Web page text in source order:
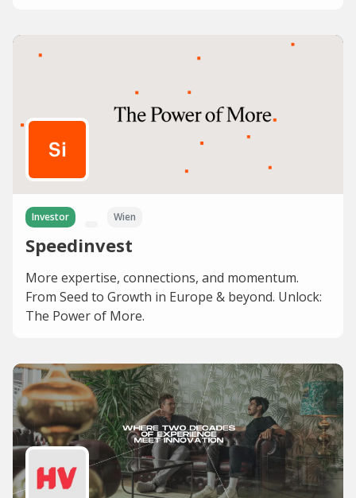
Investor Wien
Speedinvest
More expertise, connections, and momentum.
From Seed to Growth in Europe & beyond. Unlock:
The Power of More.